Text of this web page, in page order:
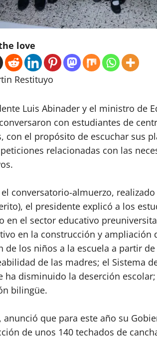
love
Restituyo
Luis Abinader y el ministro de
con estudiantes de
con el propósito de escuchar sus
relacionadas con las
conversatorio-almuerzo,
el presidente explicó a los
en el sector educativo
en la construcción y ampliación
de los niños a la escuela a partir
de las madres; el Sistema
ha disminuido la deserción
bilingüe.
anunció que para este año su
de unos 140 techados de